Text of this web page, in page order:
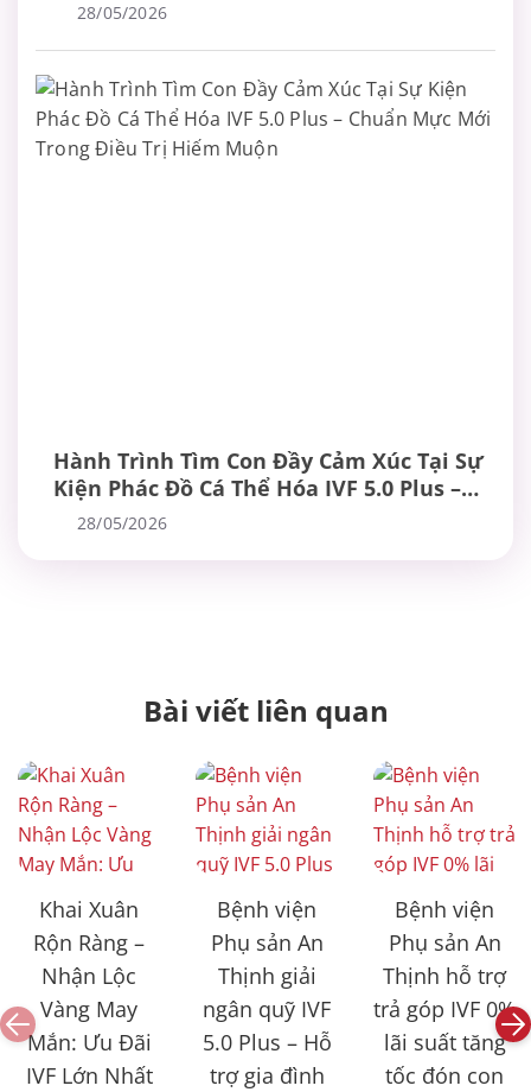
28/05/2026
Hành Trình Tìm Con Đầy Cảm Xúc Tại Sự
Kiện Phác Đồ Cá Thể Hóa IVF 5.0 Plus –
Chuẩn Mực Mới Trong Điều Trị Hiếm
28/05/2026
Bài viết liên quan
Khai Xuân
Rộn Ràng –
Nhận Lộc
Vàng May
Mắn: Ưu Đãi
IVF Lớn Nhất
Bệnh viện
Phụ sản An
Thịnh giải
ngân quỹ IVF
5.0 Plus – Hỗ
trợ gia đình
Bệnh viện
Phụ sản An
Thịnh hỗ trợ
trả góp IVF 0%
lãi suất tăng
tốc đón con